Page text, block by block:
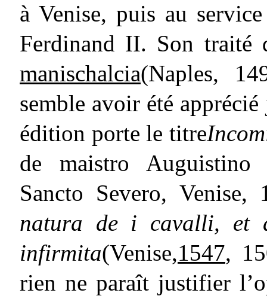
à Venise, puis au
Ferdinand II. Son traité
manischalcia(Naples,
semble avoir été
édition porte le titre
de maistro Auguistino
Sancto Severo,
natura de i cavalli, et
infirmita(Venise,1547,
rien ne paraît justifier